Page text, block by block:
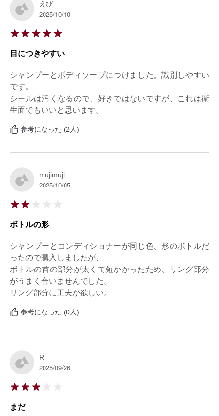
えび
2025/10/10
目につきやすい
シャンプーとボディソープにつけました。識別しやすい
です。
シールは汚くなるので、好きではないですが、これは衛
生面でもいいと思います。
参考になった (2人)
mujimuji
2025/10/05
ボトルの形
シャンプーとコンディショナーが同じ色、形のボトルだ
ったので購入しましたが、
ボトルの首の部分が太くて短かかったため、リング部分
がうまく合いませんでした。
リング部分に工夫が欲しい。
参考になった (0人)
R
2025/09/26
まだ